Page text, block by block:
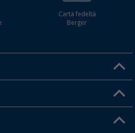
Carta fedeltà
Berger